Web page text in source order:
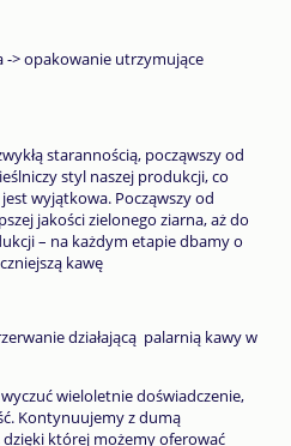
-> opakowanie utrzymujące
starannością, począwszy od
styl naszej produkcji, co
wyjątkowa. Począwszy od
jakości zielonego ziarna, aż do
– na każdym etapie dbamy o
kawę
działającą palarnią kawy w
wieloletnie doświadczenie,
Kontynuujemy z dumą
której możemy oferować